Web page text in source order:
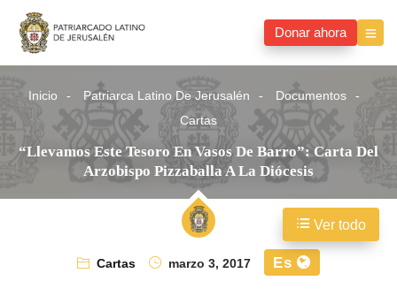
Donar ahora
Inicio Patriarca Latino De Jerusalén
Documentos
Cartas
“Llevamos Este Tesoro En Vasos De Barro”: Carta Del
Arzobispo Pizzaballa A La Diócesis
Cartas marzo 3, 2017 Es
Ver todo